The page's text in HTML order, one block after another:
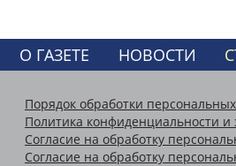
О ГАЗЕТЕ НОВОСТИ
Порядок обработки
Политика конфиденциальности
Согласие на обработку
Согласие на обработку